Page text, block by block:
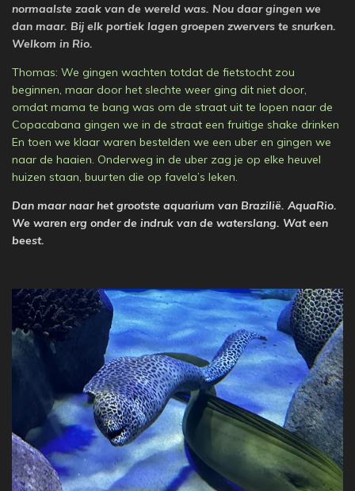
normaalste zaak van de wereld was. Nou daar gingen we
dan maar. Bij elk portiek lagen groepen zwervers te snurken.
Welkom in Rio.
Thomas: We gingen wachten totdat de fietstocht zou
beginnen, maar door het slechte weer ging dit niet door,
omdat mama te bang was om de straat uit te lopen naar de
Copacabana gingen we in de straat een fruitige shake drinken
En toen we klaar waren bestelden we een uber en gingen we
naar de haaien. Onderweg in de uber zag je op elke heuvel
huizen staan, buurten die op favela’s leken.
Dan maar naar het grootste aquarium van Brazilië. AquaRio.
We waren erg onder de indruk van de waterslang. Wat een
beest.